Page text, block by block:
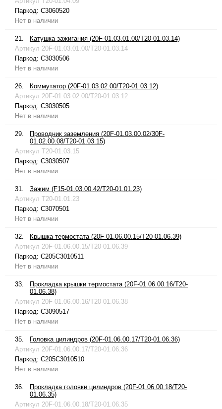
Паркод: C3060520
Нет в наличии
21.
Катушка зажигания (20F-01.03.01.00/T20-01.03.14)
Артикул 20F-01.03.01.00/T20-01.03.14
Паркод: C3030506
Нет в наличии
26.
Коммутатор (20F-01.03.02.00/T20-01.03.12)
Артикул 20F-01.03.02.00/T20-01.03.12
Паркод: C3030505
Нет в наличии
29.
Проводник заземления (20F-01.03.00.02/30F-
01.02.00.08/T20-01.03.15)
Артикул T20-01.03.15
Паркод: C3030507
Нет в наличии
31.
Зажим (F15-01.03.00.42/T20-01.01.23)
Артикул T20-01.01.23
Паркод: C3070501
Нет в наличии
32.
Крышка термостата (20F-01.06.00.15/T20-01.06.39)
Артикул 20F-01.06.00.15/T20-01.06.39
Паркод: C205C3010511
Нет в наличии
33.
Прокладка крышки термостата (20F-01.06.00.16/T20-
01.06.38)
Артикул 20F-01.06.00.16/T20-01.06.38
Паркод: C3090517
Нет в наличии
35.
Головка цилиндров (20F-01.06.00.17/T20-01.06.36)
Артикул 20F-01.06.00.17/T20-01.06.36
Паркод: C205C3010510
Нет в наличии
36.
Прокладка головки цилиндров (20F-01.06.00.18/T20-
01.06.35)
Артикул 20F-01.06.00.18/T20-01.06.35